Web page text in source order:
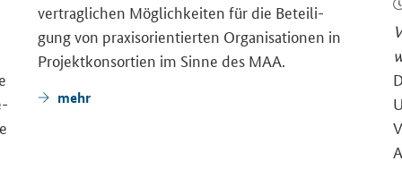
ver­trag­li­chen Mög­lich­kei­ten für die Be­tei­li­
gung von pra­xis­ori­en­tier­ten Or­ga­ni­sa­tio­nen in
Pro­jekt­kon­sor­ti­en im Sinne des MAA.
mehr